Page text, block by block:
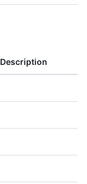
Description